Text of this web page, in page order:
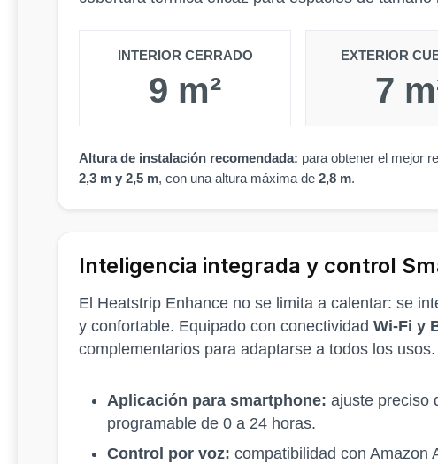
INTERIOR CERRADO
9 m²
EXTERIOR
7
Altura de instalación recomendada: para obtener el mejor
2,3 m y 2,5 m, con una altura máxima de 2,8 m.
Inteligencia integrada y control
El Heatstrip Enhance no se limita a calentar: se
y confortable. Equipado con conectividad Wi-Fi y
complementarios para adaptarse a todos los usos.
Aplicación para smartphone: ajuste preciso
programable de 0 a 24 horas.
Control por voz: compatibilidad con Amazon